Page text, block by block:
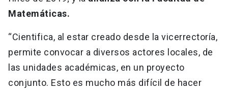
Matemáticas.
“Cientifica, al estar creado desde la vicerrectoría,
permite convocar a diversos actores locales, de
las unidades académicas, en un proyecto
conjunto. Esto es mucho más difícil de hacer